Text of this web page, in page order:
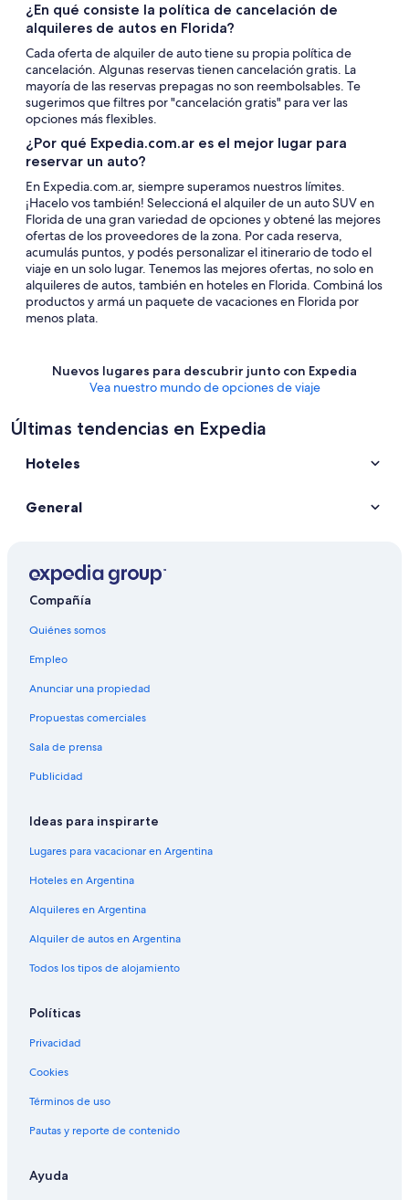
¿En qué consiste la política de cancelación de
alquileres de autos en Florida?
Cada oferta de alquiler de auto tiene su propia política de
cancelación. Algunas reservas tienen cancelación gratis. La
mayoría de las reservas prepagas no son reembolsables. Te
sugerimos que filtres por "cancelación gratis" para ver las
opciones más flexibles.
¿Por qué Expedia.com.ar es el mejor lugar para
reservar un auto?
En Expedia.com.ar, siempre superamos nuestros límites.
¡Hacelo vos también! Seleccioná el alquiler de un auto SUV en
Florida de una gran variedad de opciones y obtené las mejores
ofertas de los proveedores de la zona. Por cada reserva,
acumulás puntos, y podés personalizar el itinerario de todo el
viaje en un solo lugar. Tenemos las mejores ofertas, no solo en
alquileres de autos, también en hoteles en Florida. Combiná los
productos y armá un paquete de vacaciones en Florida por
menos plata.
Nuevos lugares para descubrir junto con Expedia
Vea nuestro mundo de opciones de viaje
Últimas tendencias en Expedia
Hoteles
General
Compañía
Quiénes somos
Empleo
Anunciar una propiedad
Propuestas comerciales
Sala de prensa
Publicidad
Ideas para inspirarte
Lugares para vacacionar en Argentina
Hoteles en Argentina
Alquileres en Argentina
Alquiler de autos en Argentina
Todos los tipos de alojamiento
Políticas
Privacidad
Cookies
Términos de uso
Pautas y reporte de contenido
Ayuda